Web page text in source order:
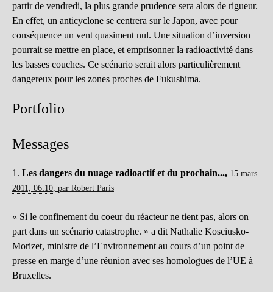
partir de vendredi, la plus grande prudence sera alors de rigueur.
En effet, un anticyclone se centrera sur le Japon, avec pour
conséquence un vent quasiment nul. Une situation d’inversion
pourrait se mettre en place, et emprisonner la radioactivité dans
les basses couches. Ce scénario serait alors particulièrement
dangereux pour les zones proches de Fukushima.
Portfolio
Messages
1. Les dangers du nuage radioactif et du prochain..., 15 mars
2011, 06:10, par Robert Paris
« Si le confinement du coeur du réacteur ne tient pas, alors on
part dans un scénario catastrophe. » a dit Nathalie Kosciusko-
Morizet, ministre de l’Environnement au cours d’un point de
presse en marge d’une réunion avec ses homologues de l’UE à
Bruxelles.